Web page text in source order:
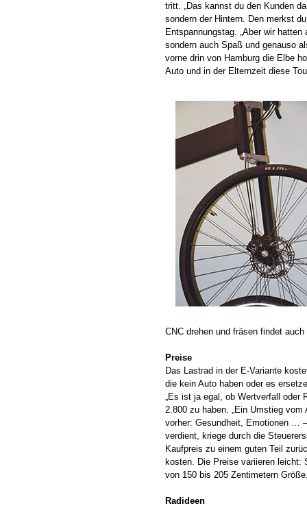
tritt. „Das kannst du den Kunden
sondern der Hintern. Den merkst
Entspannungstag. „Aber wir
sondern auch Spaß und genauso
vorne drin von Hamburg die Elbe
Auto und in der Elternzeit diese
CNC drehen und fräsen findet
Preise
Das Lastrad in der E-Variante
die kein Auto haben oder es
„Es ist ja egal, ob Wertverfall oder
2.800 zu haben. „Ein Umstieg
vorher: Gesundheit, Emotionen …
verdient, kriege durch die
Kaufpreis zu einem guten Teil
kosten. Die Preise variieren
von 150 bis 205 Zentimetern
Radideen